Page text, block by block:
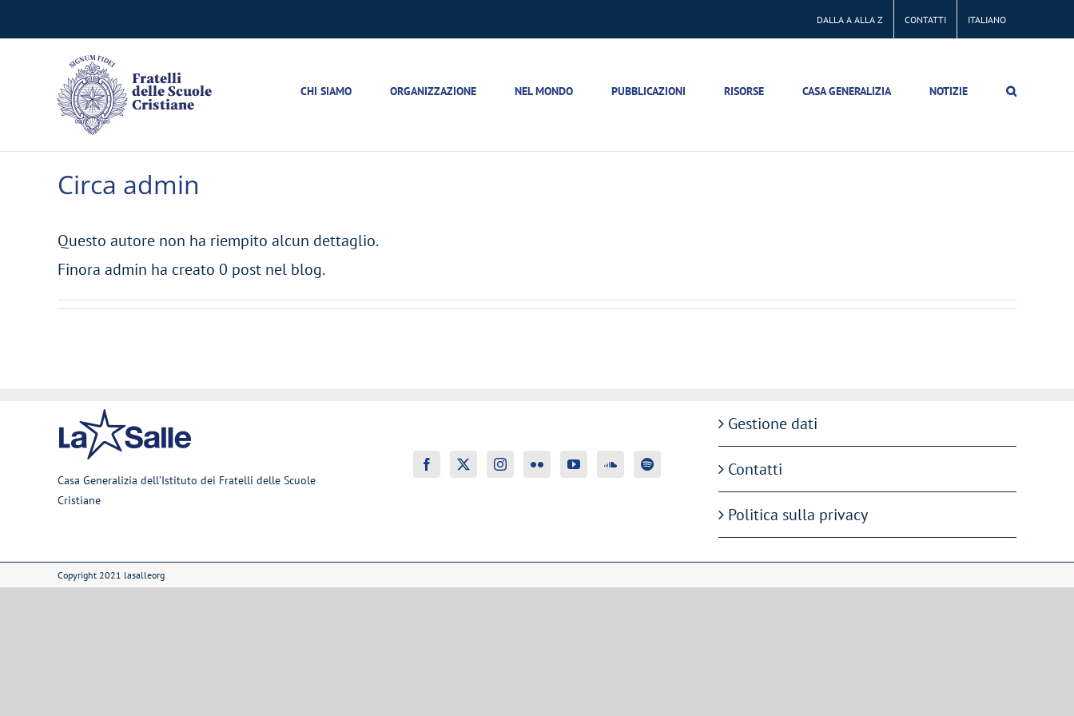
al
contenuto
DALLA A ALLA Z CONTATTI ITALIANO
CHI SIAMO ORGANIZZAZIONE NEL MONDO PUBBLICAZIONI RISORSE CASA GENERALIZIA NOTIZIE
Circa admin
Questo autore non ha riempito alcun dettaglio.
Finora admin ha creato 0 post nel blog.
Casa Generalizia dell’Istituto dei Fratelli delle Scuole
Cristiane
Gestione dati
Contatti
Politica sulla privacy
Copyright 2021 lasalleorg